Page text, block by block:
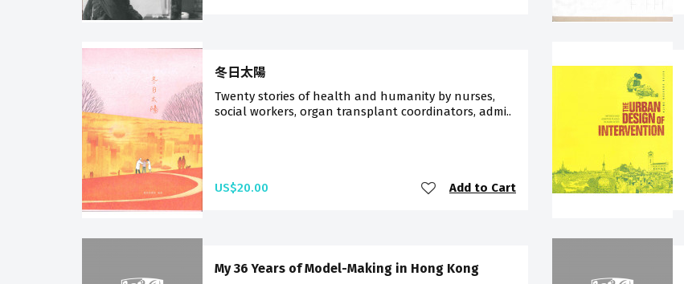
冬日太陽
Twenty stories of health and humanity by nurses,
social workers, organ transplant coordinators, admi..
US$20.00 Add to Cart
My 36 Years of Model-Making in Hong Kong